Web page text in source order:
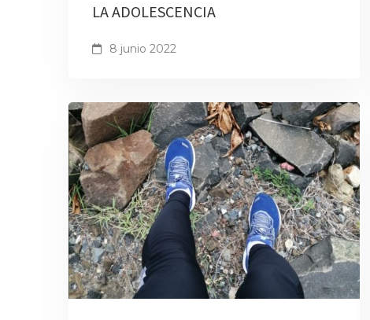
LA ADOLESCENCIA
8 junio 2022